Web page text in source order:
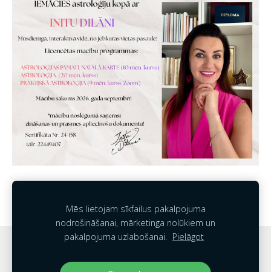
Mēs lietojam sīkfailus pakalpojuma
nodrošināšanai, mārketinga nolūkiem un
pakalpojuma uzlabošanai. Pielāgot